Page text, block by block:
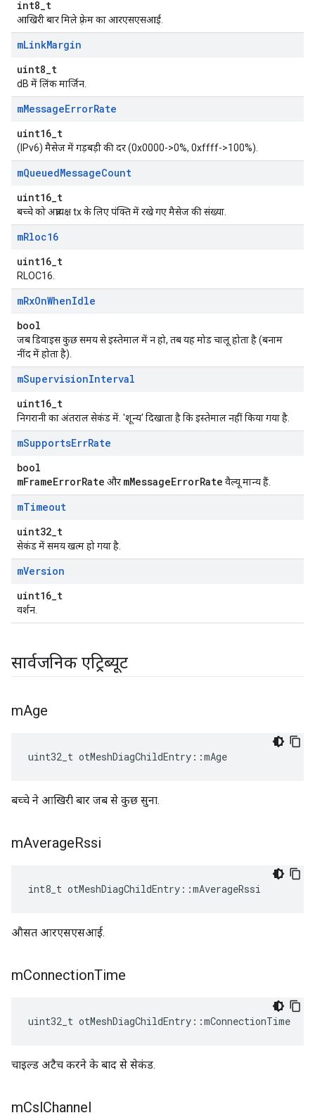
int8_t
आखिरी बार मिले फ़्रेम का आरएसएसआई.
mLinkMargin
uint8_t
dB में लिंक मार्जिन.
mMessageErrorRate
uint16_t
(IPv6) मैसेज में गड़बड़ी की दर (0x0000->0%, 0xffff->100%).
mQueuedMessageCount
uint16_t
बच्चे को अप्रत्यक्ष tx के लिए पंक्ति में रखे गए मैसेज की संख्या.
mRloc16
uint16_t
RLOC16.
mRxOnWhenIdle
bool
जब डिवाइस कुछ समय से इस्तेमाल में न हो, तब यह मोड चालू होता है (बनाम
नींद में होता है).
mSupervisionInterval
uint16_t
निगरानी का अंतराल सेकंड में. 'शून्य' दिखाता है कि इस्तेमाल नहीं किया गया है.
mSupportsErrRate
bool
mFrameErrorRate और mMessageErrorRate वैल्यू मान्य हैं.
mTimeout
uint32_t
सेकंड में समय खत्म हो गया है.
mVersion
uint16_t
वर्शन.
सार्वजनिक एट्रिब्यूट
mAge
uint32_t otMeshDiagChildEntry ::mAge
बच्चे ने आखिरी बार जब से कुछ सुना.
mAverageRssi
int8_t otMeshDiagChildEntry ::mAverageRssi
औसत आरएसएसआई.
mConnectionTime
uint32_t otMeshDiagChildEntry ::mConnectionTime
चाइल्ड अटैच करने के बाद से सेकंड.
mCslChannel